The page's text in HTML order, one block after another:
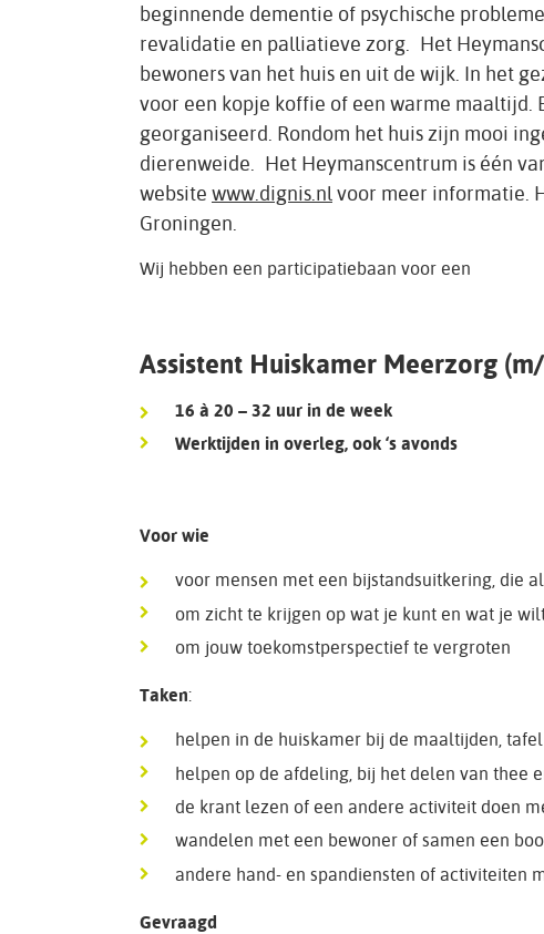
beginnende dementie of psychische
revalidatie en palliatieve zorg. Het
bewoners van het huis en uit de wijk. In het
voor een kopje koffie of een warme maaltijd.
georganiseerd. Rondom het huis zijn mooi
dierenweide. Het Heymanscentrum is één
website www.dignis.nl voor meer informatie.
Groningen.
Wij hebben een participatiebaan voor een
Assistent Huiskamer Meerzorg
16 à 20 – 32 uur in de week
Werktijden in overleg, ook ‘s avonds
Voor wie
voor mensen met een bijstandsuitkering, die
om zicht te krijgen op wat je kunt en wat je
om jouw toekomstperspectief te vergroten
Taken:
helpen in de huiskamer bij de maaltijden,
helpen op de afdeling, bij het delen van thee
de krant lezen of een andere activiteit doen
wandelen met een bewoner of samen een
andere hand- en spandiensten of activiteiten
Gevraagd